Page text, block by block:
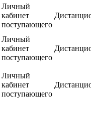
Личный
кабинет
поступающего
Личный
кабинет
поступающего
Личный
кабинет
поступающего